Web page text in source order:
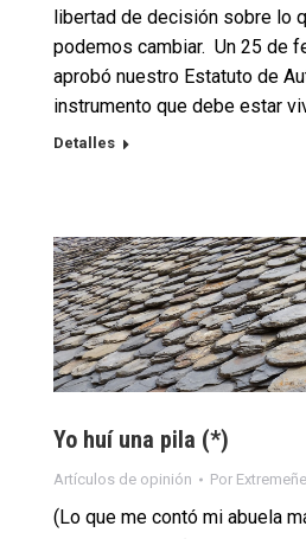
libertad de decisión sobre lo
podemos cambiar. Un 25 de
aprobó nuestro Estatuto de
instrumento que debe estar
Detalles
Yo huí una pila (*)
Artículos de opinión Por
(Lo que me contó mi abuela